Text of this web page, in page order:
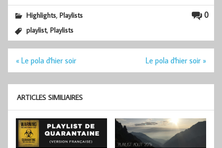
0
Highlights,Playlists
playlist,Playlists
Navigation
« Le pola d'hier soir Le pola d'hier soir »
ARTICLES SIMILIAIRES